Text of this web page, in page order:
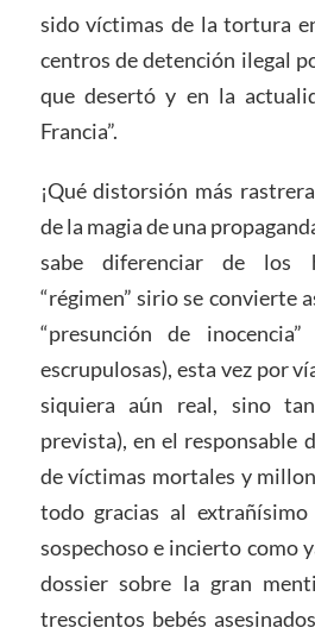
sido víctimas de la tortura
centros de detención ilegal
que desertó y en la
Francia”.
¡Qué distorsión más
de la magia de una
sabe diferenciar de los
“régimen” sirio se convierte
“presunción de
escrupulosas), esta vez por
siquiera aún real, sino
prevista), en el responsable
de víctimas mortales y
todo gracias al extrañísimo
sospechoso e incierto como
dossier sobre la gran
trescientos bebés